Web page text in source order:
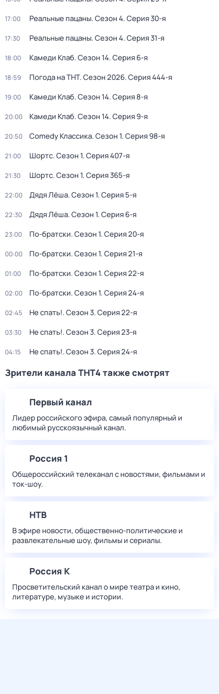
17:00 Реальные пацаны. Сезон 4. Серия 30-я
17:30 Реальные пацаны. Сезон 4. Серия 31-я
18:00 Камеди Клаб. Сезон 14. Серия 6-я
18:59 Погода на ТНТ. Сезон 2026. Серия 444-я
19:00 Камеди Клаб. Сезон 14. Серия 8-я
20:00 Камеди Клаб. Сезон 14. Серия 9-я
20:50 Comedy Классика. Сезон 1. Серия 98-я
21:00 Шортс. Сезон 1. Серия 407-я
21:30 Шортс. Сезон 1. Серия 365-я
22:00 Дядя Лёша. Сезон 1. Серия 5-я
22:30 Дядя Лёша. Сезон 1. Серия 6-я
23:00 По-братски. Сезон 1. Серия 20-я
00:00 По-братски. Сезон 1. Серия 21-я
01:00 По-братски. Сезон 1. Серия 22-я
02:00 По-братски. Сезон 1. Серия 24-я
02:45 Не спать!. Сезон 3. Серия 22-я
03:30 Не спать!. Сезон 3. Серия 23-я
04:15 Не спать!. Сезон 3. Серия 24-я
Зрители канала ТНТ4 также смотрят
Первый канал
Лидер российского эфира, самый популярный и
любимый русскоязычный канал.
Россия 1
Общероссийский телеканал с новостями, фильмами и
ток-шоу.
НТВ
В эфире новости, общественно-политические и
развлекательные шоу, фильмы и сериалы.
Россия К
Просветительский канал о мире театра и кино,
литературе, музыке и истории.